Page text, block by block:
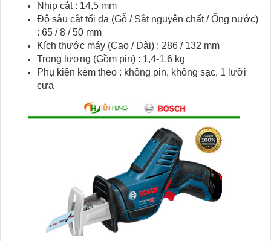
Nhịp cắt : 14,5 mm
Độ sâu cắt tối đa (Gỗ / Sắt nguyên chất / Ống nước)
: 65 / 8 / 50 mm
Kích thước máy (Cao / Dài) : 286 / 132 mm
Trọng lượng (Gồm pin) : 1,4-1,6 kg
Phụ kiện kèm theo : không pin, không sạc, 1 lưỡi
cưa